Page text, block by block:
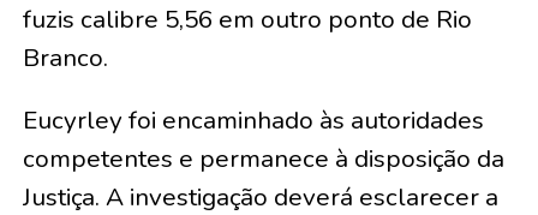
fuzis calibre 5,56 em outro ponto de Rio
Branco.
Eucyrley foi encaminhado às autoridades
competentes e permanece à disposição da
Justiça. A investigação deverá esclarecer a